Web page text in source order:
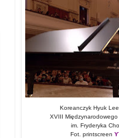
Koreanczyk Hyuk
XVIII
im. Fryderyka
Fot. printscreen